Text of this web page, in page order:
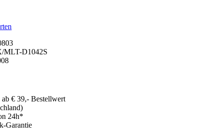
MLT-D1042S
ab € 39,- Bestellwert
24h*
Garantie